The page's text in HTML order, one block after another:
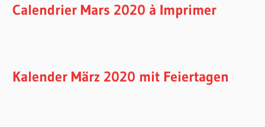
Calendrier Mars 2020 à Imprimer
Kalender März 2020 mit Feiertagen